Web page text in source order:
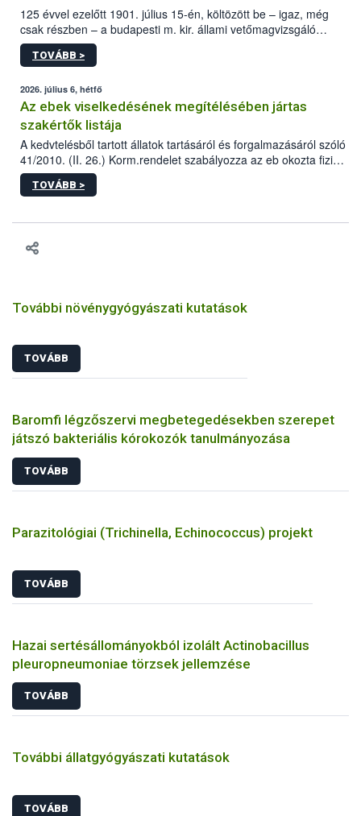
125 évvel ezelőtt 1901. július 15-én, költözött be – igaz, még
csak részben – a budapesti m. kir. állami vetőmagvizsgáló
állomás a Kis Rókus utca 15. szám alatti, Czigler Győző által
tervezett új épületébe.
TOVÁBB >
2026. július 6, hétfő
Az ebek viselkedésének megítélésében jártas
szakértők listája
A kedvtelésből tartott állatok tartásáról és forgalmazásáról szóló
41/2010. (II. 26.) Korm.rendelet szabályozza az eb okozta fizikai
sérülés, illetve ennek veszélye keletkezésekor felmerülő
hatósági feladatokat, valamint a veszélyes eb tartását és annak
vonni az ebek viselkedésének megítélésében jártas szakértőt.
TOVÁBB >
További növénygyógyászati kutatások
TOVÁBB
Baromfi légzőszervi megbetegedésekben szerepet
játszó bakteriális kórokozók tanulmányozása
TOVÁBB
Parazitológiai (Trichinella, Echinococcus) projekt
TOVÁBB
Hazai sertésállományokból izolált Actinobacillus
pleuropneumoniae törzsek jellemzése
TOVÁBB
További állatgyógyászati kutatások
TOVÁBB